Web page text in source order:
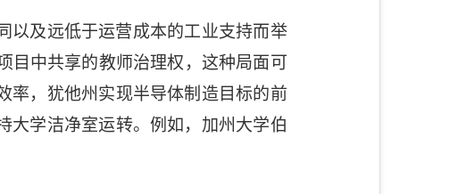
以及远低于运营成本的工业支持而举
目中共享的教师治理权，这种局面可
率，犹他州实现半导体制造目标的前
大学洁净室运转。例如，加州大学伯